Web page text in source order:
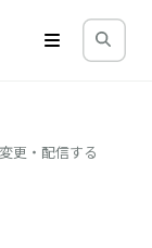
更・配信する